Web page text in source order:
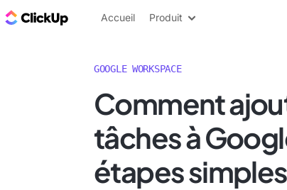
ClickUp Blog
Accueil Produit
GOOGLE WORKSPACE
Comment
tâches à
étapes simples